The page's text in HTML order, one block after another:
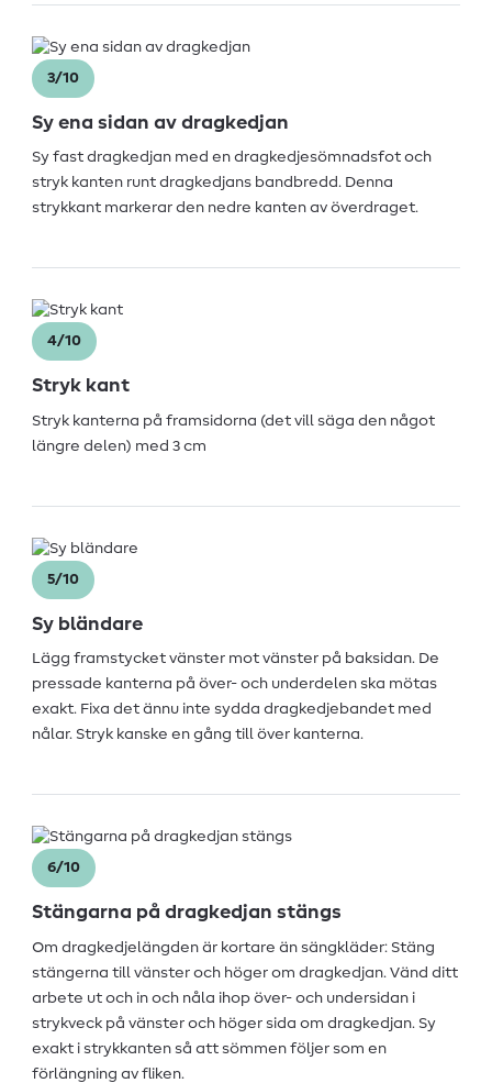
3/10
Sy ena sidan av dragkedjan
Sy fast dragkedjan med en dragkedjesömnadsfot och
stryk kanten runt dragkedjans bandbredd. Denna
strykkant markerar den nedre kanten av överdraget.
4/10
Stryk kant
Stryk kanterna på framsidorna (det vill säga den något
längre delen) med 3 cm
5/10
Sy bländare
Lägg framstycket vänster mot vänster på baksidan. De
pressade kanterna på över- och underdelen ska mötas
exakt. Fixa det ännu inte sydda dragkedjebandet med
nålar. Stryk kanske en gång till över kanterna.
6/10
Stängarna på dragkedjan stängs
Om dragkedjelängden är kortare än sängkläder: Stäng
stängerna till vänster och höger om dragkedjan. Vänd ditt
arbete ut och in och nåla ihop över- och undersidan i
strykveck på vänster och höger sida om dragkedjan. Sy
exakt i strykkanten så att sömmen följer som en
förlängning av fliken.